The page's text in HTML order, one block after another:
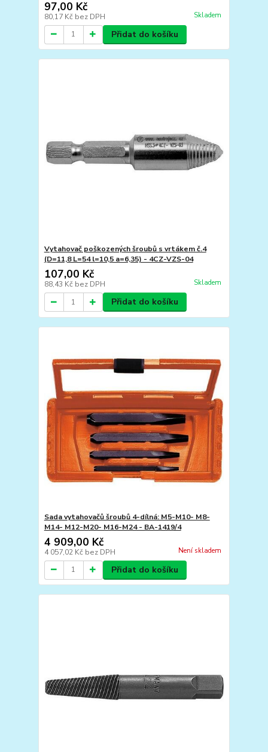
97,00 Kč
80,17 Kč bez DPH Skladem
Přidat do košíku
Vytahovač poškozených šroubů s vrtákem č.4
(D=11,8 L=54 l=10,5 a=6,35) - 4CZ-VZS-04
107,00 Kč
88,43 Kč bez DPH Skladem
Přidat do košíku
Sada vytahovačů šroubů 4-dílná: M5-M10- M8-
M14- M12-M20- M16-M24 - BA-1419/4
4 909,00 Kč
4 057,02 Kč bez DPH Není skladem
Přidat do košíku